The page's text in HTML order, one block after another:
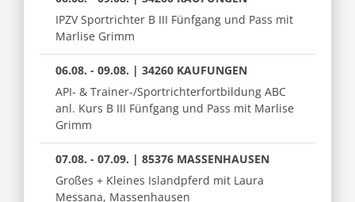
IPZV Sportrichter B III Fünfgang und Pass mit
Marlise Grimm
06.08. - 09.08. | 34260 KAUFUNGEN
API- & Trainer-/Sportrichterfortbildung ABC
anl. Kurs B III Fünfgang und Pass mit Marlise
Grimm
07.08. - 07.09. | 85376 MASSENHAUSEN
Großes + Kleines Islandpferd mit Laura
Messana, Massenhausen